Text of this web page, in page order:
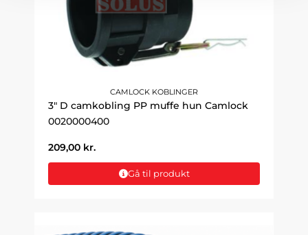
CAMLOCK KOBLINGER
3" D camkobling PP muffe hun Camlock
0020000400
209,00 kr.
Gå til produkt